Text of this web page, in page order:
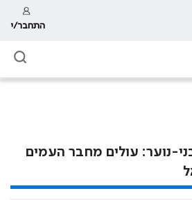
התחבר/י
נוער: עולים מחבר העמים